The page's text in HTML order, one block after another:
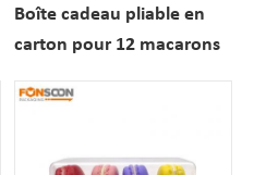
Boîte cadeau pliable en
carton pour 12 macarons
fermeture magnétique